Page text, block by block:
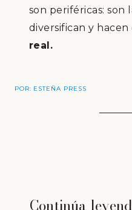
son periféricas: son
diversifican y hacen
real.
POR: ESTEÑA PRESS
Continúa